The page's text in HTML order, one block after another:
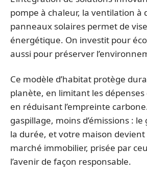
pompe à chaleur, la ventilation à
panneaux solaires permet de
énergétique. On investit pour
aussi pour préserver
Ce modèle d’habitat protège
planète, en limitant les
en réduisant l’empreinte
gaspillage, moins d’émissions :
la durée, et votre maison
marché immobilier, prisée par
l’avenir de façon responsable.